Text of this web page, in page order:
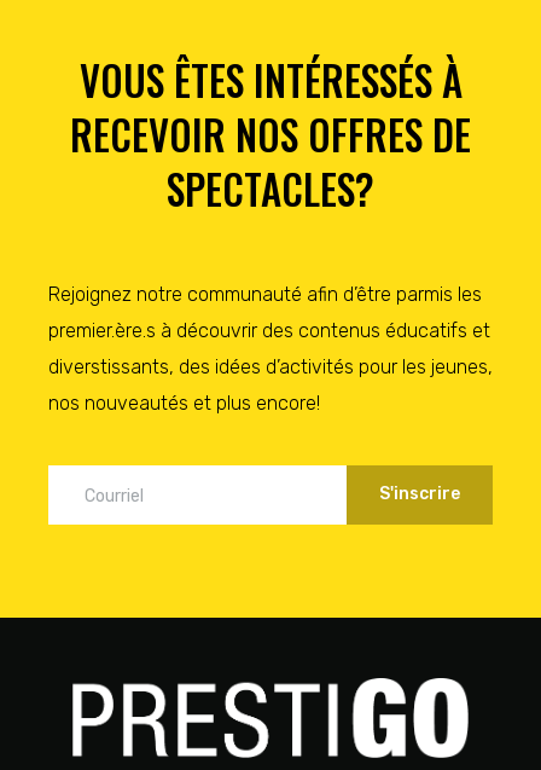
VOUS ÊTES INTÉRESSÉS À
RECEVOIR NOS OFFRES DE
SPECTACLES?
Rejoignez notre communauté afin d’être parmis les
premier.ère.s à découvrir des contenus éducatifs et
diverstissants, des idées d’activités pour les jeunes,
nos nouveautés et plus encore!